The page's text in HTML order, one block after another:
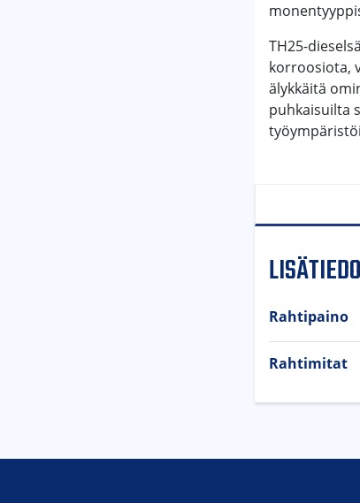
Rahtipaino
Rahtimitat
TH25-
korroosiota,
älykkäitä
puhkaisuilta